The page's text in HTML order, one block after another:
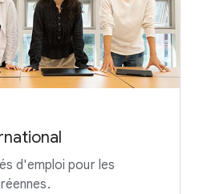
d'emploi pour les